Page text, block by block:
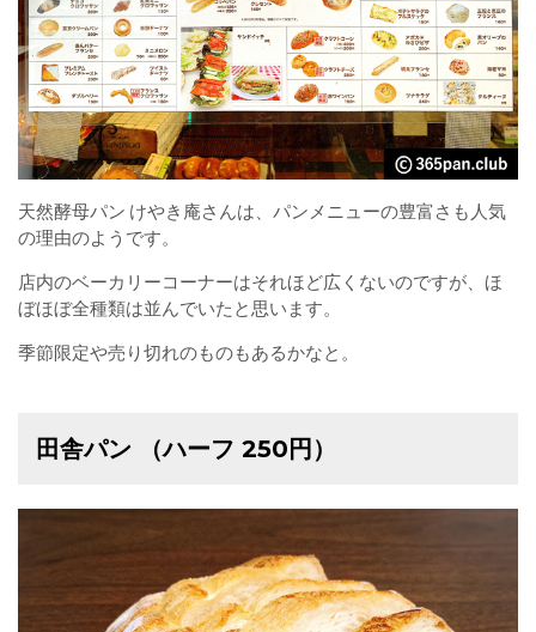
天然酵母パン けやき庵さんは、パンメニューの豊富さも人気
の理由のようです。
店内のベーカリーコーナーはそれほど広くないのですが、ほ
ぼほぼ全種類は並んでいたと思います。
季節限定や売り切れのものもあるかなと。
田舎パン （ハーフ 250円）